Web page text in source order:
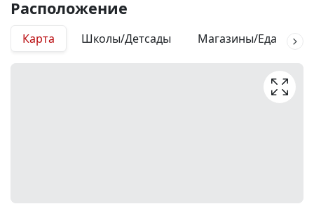
Расположение
Карта Школы/Детсады Магазины/Еда